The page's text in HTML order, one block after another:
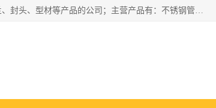
山东华钰金属材料有限公司是一家经营各种不锈钢管材、板材、圆钢、法兰、封头、型材等产品的公司；主营产品有：不锈钢管，激光切割，管件标准件，不锈钢圆钢，不锈钢人孔，不锈钢亮管，不锈钢角钢，不锈钢加工，不锈钢管子，不锈钢工业方管，不锈钢封头，不锈钢法兰，不锈钢阀门，不锈钢槽钢，不锈钢扁钢，不锈钢板等；可为客户制作各种规格的型材及不锈钢配件、非标准件及各种容器具等，能满足客户的不同采购要求。